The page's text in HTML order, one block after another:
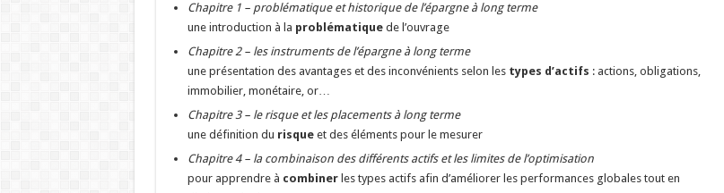
Chapitre 1 – problématique et historique de l’épargne à long terme
une introduction à la problématiquede l’ouvrage
Chapitre 2 – les instruments de l’épargne à long terme
une présentation des avantages et des inconvénients selon les types d’actifs : actions, obligations,
immobilier, monétaire, or…
Chapitre 3 – le risque et les placements à long terme
une définition du risqueet des éléments pour le mesurer
Chapitre 4 – la combinaison des différents actifs et les limites de l’optimisation
pour apprendre à combinerles types actifs afin d’améliorer les performances globales tout en